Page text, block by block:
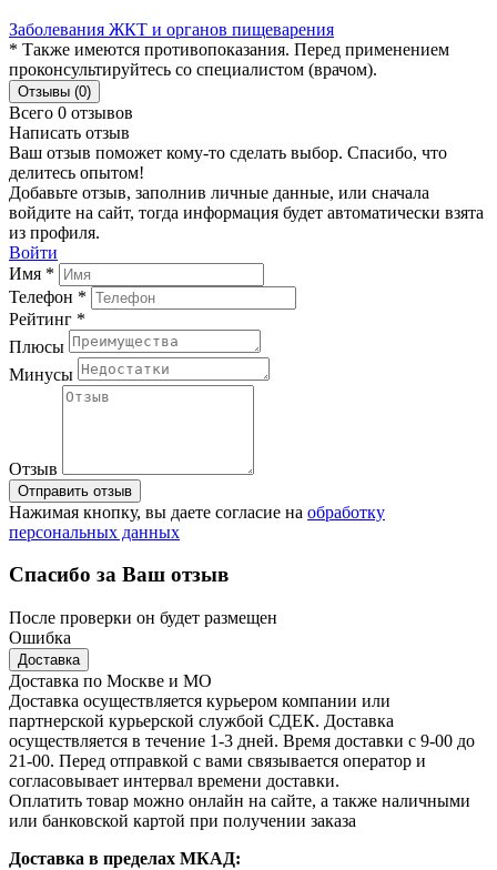
Заболевания ЖКТ и органов пищеварения
* Также имеются противопоказания. Перед применением
проконсультируйтесь со специалистом (врачом).
Отзывы (0)
Всего 0 отзывов
Написать отзыв
Ваш отзыв поможет кому-то сделать выбор. Спасибо, что
делитесь опытом!
Добавьте отзыв, заполнив личные данные, или сначала
войдите на сайт, тогда информация будет автоматически взята
из профиля.
Войти
Имя *
Телефон *
Рейтинг *
Плюсы
Минусы
Отзыв
Отправить отзыв
Нажимая кнопку, вы даете согласие на обработку
персональных данных
Спасибо за Ваш отзыв
После проверки он будет размещен
Ошибка
Доставка
Доставка по Москве и МО
Доставка осуществляется курьером компании или
партнерской курьерской службой СДЕК. Доставка
осуществляется в течение 1-3 дней. Время доставки с 9-00 до
21-00. Перед отправкой с вами связывается оператор и
согласовывает интервал времени доставки.
Оплатить товар можно онлайн на сайте, а также наличными
или банковской картой при получении заказа
Доставка в пределах МКАД: